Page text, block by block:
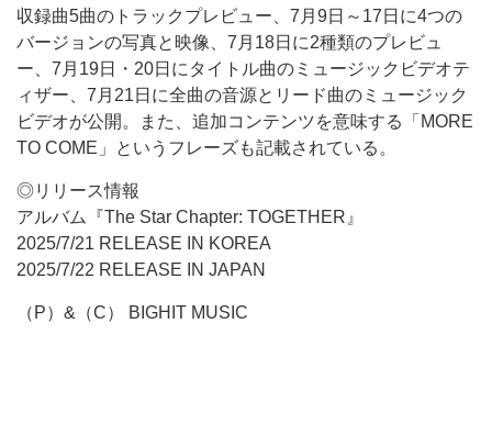
収録曲5曲のトラックプレビュー、7月9日～17日に4つの
バージョンの写真と映像、7月18日に2種類のプレビュ
ー、7月19日・20日にタイトル曲のミュージックビデオテ
ィザー、7月21日に全曲の音源とリード曲のミュージック
ビデオが公開。また、追加コンテンツを意味する「MORE
TO COME」というフレーズも記載されている。
◎リリース情報
アルバム『The Star Chapter: TOGETHER』
2025/7/21 RELEASE IN KOREA
2025/7/22 RELEASE IN JAPAN
（P）&（C） BIGHIT MUSIC